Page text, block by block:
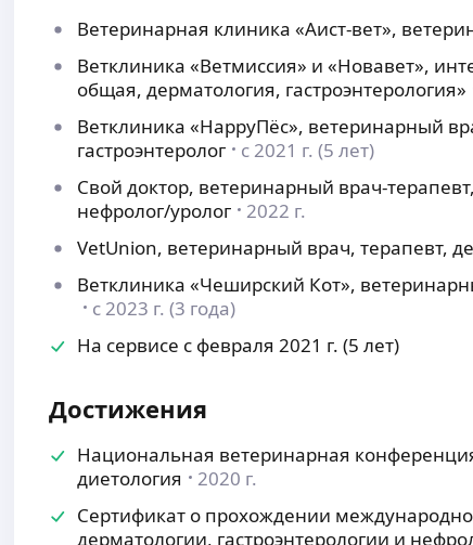
Ветеринарная клиника «Аист-вет»,
Ветклиника «Ветмиссия» и «Новавет»,
общая, дерматология, гастроэнтерология»
Ветклиника «HappyПёс», ветеринарный
гастроэнтеролог
с 2021 г. (5 лет)
Свой доктор, ветеринарный врач-
нефролог/уролог
2022 г.
VetUnion, ветеринарный врач, терапевт,
Ветклиника «Чеширский Кот»,
с 2023 г. (3 года)
На сервисе с февраля 2021 г. (5 лет)
Достижения
Национальная ветеринарная
диетология
2020 г.
Сертификат о прохождении
дерматологии, гастроэнтерологии и